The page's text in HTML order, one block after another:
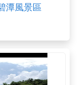
潭風景區